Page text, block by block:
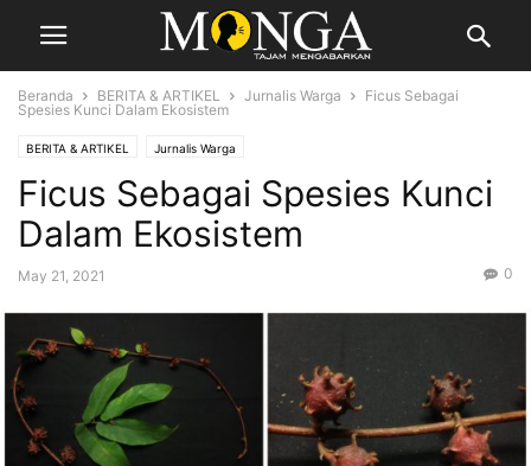
Beranda BERITA & ARTIKEL Jurnalis Warga
Ficus Sebagai
Spesies Kunci Dalam Ekosistem
BERITA & ARTIKEL Jurnalis Warga
Ficus Sebagai Spesies Kunci
Dalam Ekosistem
May 21, 2021 0